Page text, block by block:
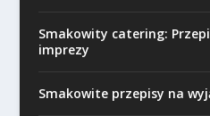
Smakowity catering:
imprezy
Smakowite przepisy na